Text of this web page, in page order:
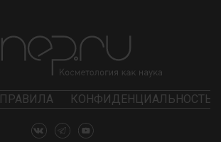
ПРАВИЛА КОНФИДЕНЦИАЛЬНОСТЬ